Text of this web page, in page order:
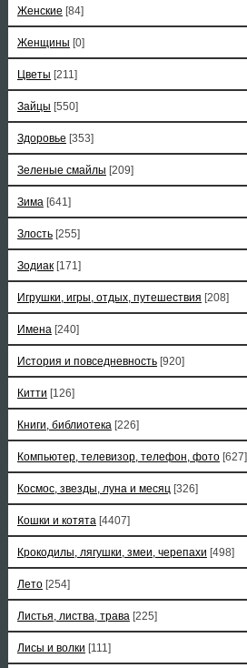
Женские [84]
Женщины [0]
Цветы [211]
Зайцы [550]
Здоровье [353]
Зеленые смайлы [209]
Зима [641]
Злость [255]
Зодиак [171]
Игрушки, игры, отдых, путешествия [208]
Имена [240]
История и повседневность [920]
Китти [126]
Книги, библиотека [226]
Компьютер, телевизор, телефон, фото [627]
Космос, звезды, луна и месяц [326]
Кошки и котята [4407]
Крокодилы, лягушки, змеи, черепахи [498]
Лето [254]
Листья, листва, трава [225]
Лисы и волки [111]